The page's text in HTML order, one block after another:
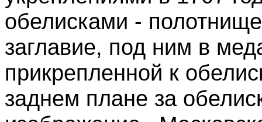
обелисками -
заглавие, под ним в
прикрепленной к
заднем плане за